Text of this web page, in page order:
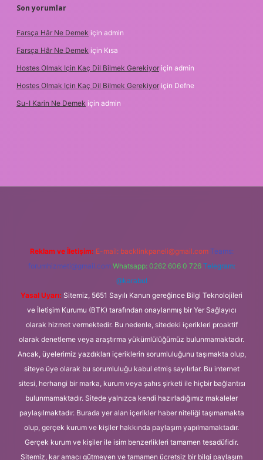
Son yorumlar
Farsça Hâr Ne Demek için admin
Farsça Hâr Ne Demek için Kısa
Hostes Olmak Için Kaç Dil Bilmek Gerekiyor için admin
Hostes Olmak Için Kaç Dil Bilmek Gerekiyor için Defne
Su-I Karin Ne Demek için admin
Reklam ve İletişim: E-mail: backlinkpaneli@gmail.com Teams:
forumhizmeti@gmail.com Whatsapp: 0262 606 0 726 Telegram:
@karabul
Yasal Uyarı: Sitemiz, 5651 Sayılı Kanun gereğince Bilgi Teknolojileri
ve İletişim Kurumu (BTK) tarafından onaylanmış bir Yer Sağlayıcı
olarak hizmet vermektedir. Bu nedenle, sitedeki içerikleri proaktif
olarak denetleme veya araştırma yükümlülüğümüz bulunmamaktadır.
Ancak, üyelerimiz yazdıkları içeriklerin sorumluluğunu taşımakta olup,
siteye üye olarak bu sorumluluğu kabul etmiş sayılırlar. Bu internet
sitesi, herhangi bir marka, kurum veya şahıs şirketi ile hiçbir bağlantısı
bulunmamaktadır. Sitede yalnızca kendi hazırladığımız makaleler
paylaşılmaktadır. Burada yer alan içerikler haber niteliği taşımamakta
olup, gerçek kurum ve kişiler hakkında paylaşım yapılmamaktadır.
Gerçek kurum ve kişiler ile isim benzerlikleri tamamen tesadüfidir.
Sitemiz, kar amacı gütmeyen ve tamamen ücretsiz bir bilgi paylaşım